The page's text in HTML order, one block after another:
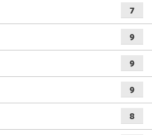
7
9
9
9
8